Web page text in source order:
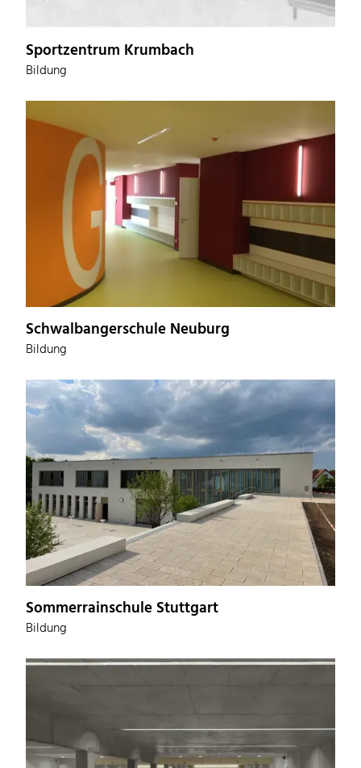
Sportzentrum Krumbach
Bildung
Schwalbangerschule Neuburg
Bildung
Sommerrainschule Stuttgart
Bildung